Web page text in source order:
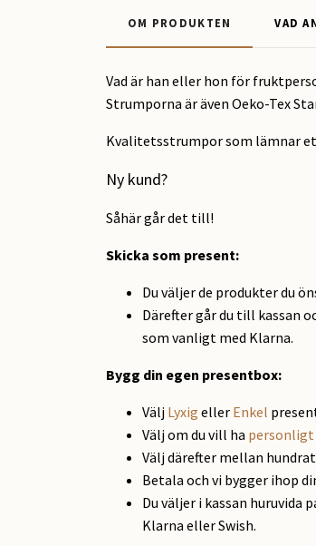
OM PRODUKTEN VAD
Vad är han eller hon för
Strumporna är även Oeko-Tex
Kvalitetsstrumpor som lämnar
Ny kund?
Såhär går det till!
Skicka som present:
Du väljer de produkter du
Därefter går du till kassan
som vanligt med Klarna.
Bygg din egen presentbox:
Välj Lyxig eller Enkel
Välj om du vill ha personligt
Välj därefter mellan
Betala och vi bygger ihop
Du väljer i kassan
Klarna eller Swish.